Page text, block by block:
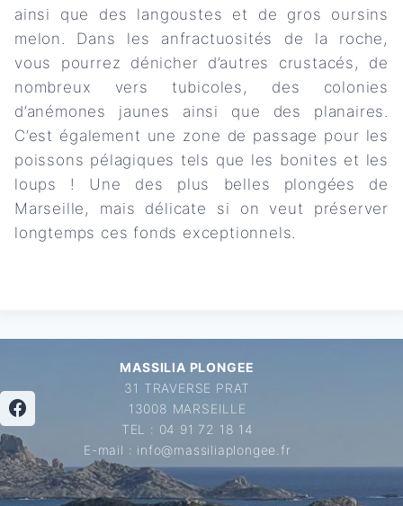
ainsi que des langoustes et de gros oursins
melon. Dans les anfractuosités de la roche,
vous pourrez dénicher d’autres crustacés, de
nombreux vers tubicoles, des colonies
d’anémones jaunes ainsi que des planaires.
C’est également une zone de passage pour les
poissons pélagiques tels que les bonites et les
loups ! Une des plus belles plongées de
Marseille, mais délicate si on veut préserver
longtemps ces fonds exceptionnels.
MASSILIA PLONGEE
31 TRAVERSE PRAT
13008 MARSEILLE
TEL : 04 91 72 18 14
E-mail : info@massiliaplongee.fr